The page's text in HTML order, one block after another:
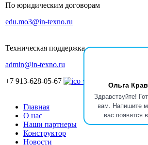
Ольга
Здравствуйте!
вам. Напишите
вас появятся
По юридическим договорам
edu.mo3@in-texno.ru
Техническая поддержка
admin@in-texno.ru
+7 913-628-05-67
Главная
О нас
Наши партнеры
Конструктор
Новости